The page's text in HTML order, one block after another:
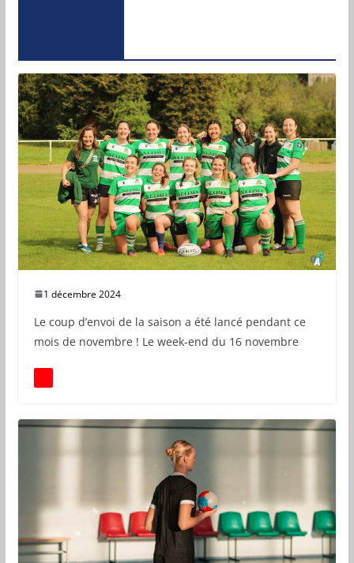
1 décembre 2024
Le coup d’envoi de la saison a été lancé pendant ce
mois de novembre ! Le week-end du 16 novembre